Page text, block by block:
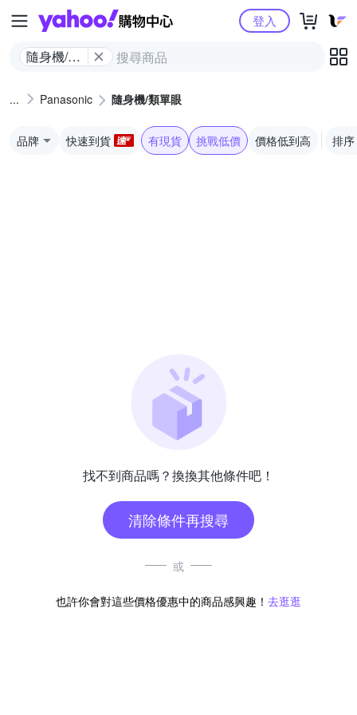
Yahoo購物中心
隨身機/類
登入
Panasonic 隨身機/類單眼
品牌 快速到貨 有現貨 挑戰低價 價格低到高 排序
找不到商品嗎？換換其他條件吧！
清除條件再搜尋
或
也許你會對這些價格優惠中的商品感興趣！ 去逛逛